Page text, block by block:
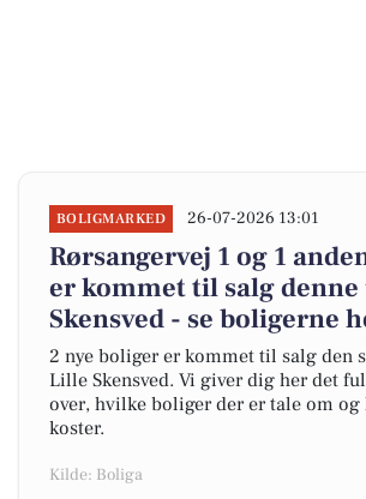
BOLIGMARKED 26-07-2026 13:01
Rørsangervej 1 og 1
er kommet til salg
Skensved - se boligerne
2 nye boliger er kommet til salg den
Lille Skensved. Vi giver dig her det
over, hvilke boliger der er tale om og
koster.
Kilde: Boliga